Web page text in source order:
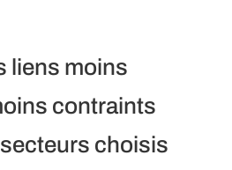
liens moins
contraints
choisis